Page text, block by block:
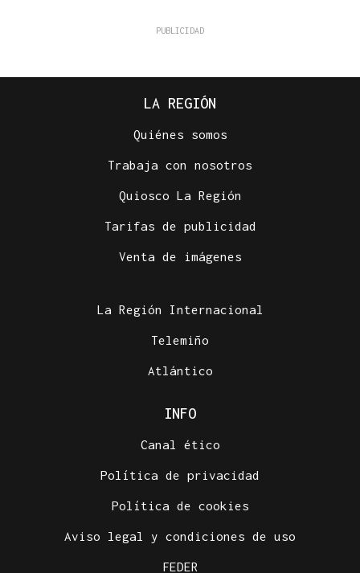
LA REGIÓN
Quiénes somos
Trabaja con nosotros
Quiosco La Región
Tarifas de publicidad
Venta de imágenes
La Región Internacional
Telemiño
Atlántico
INFO
Canal ético
Política de privacidad
Política de cookies
Aviso legal y condiciones de uso
FEDER